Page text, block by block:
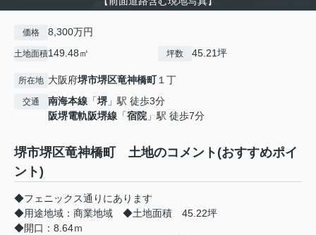
価格 8,300万円
土地面積149.48㎡ 坪数 45.21坪
所在地 大阪府堺市堺区竜神橋町１丁
交通 南海本線 「堺 」駅 徒歩3分
阪堺電軌阪堺線 「宿院 」駅 徒歩7分
堺市堺区竜神橋町 土地のコメント(おすすめポイ
ント)
◆フェニックス通りにあります
◆用途地域：商業地域 ◆土地面積 45.22坪
◆開口：8.64ｍ